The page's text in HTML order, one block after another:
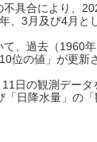
具合により、
、3月及び4月
、過去（1960
位の値」が更新
日の観測デー
「日降水量」の